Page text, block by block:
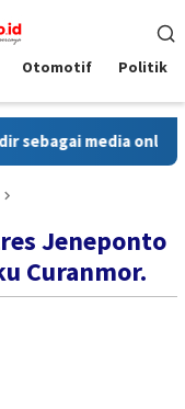
Otomotif Politik
media online yang
Jeneponto
Curanmor.